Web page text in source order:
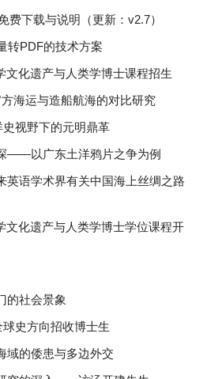
费下载与说明（更新：v2.7）
转PDF的技术方案
文化遗产与人类学博士课程招生
海运与造船航海的对比研究
史视野下的元明鼎革
——以广东土洋鸦片之争为例
英语学术界有关中国海上丝绸之路
文化遗产与人类学博士学位课程开
的社会景象
史方向招收博士生
域的倭患与多边外交